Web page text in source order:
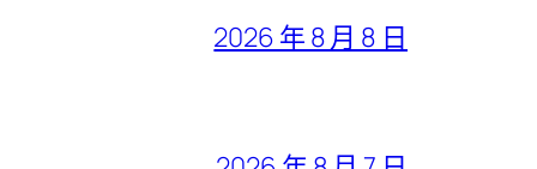
2026 年 8 月 8 日